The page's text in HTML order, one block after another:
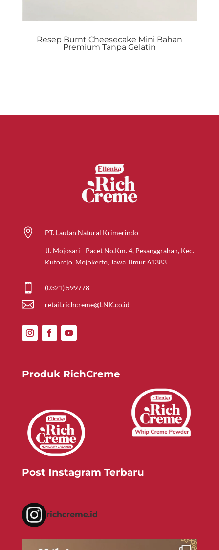
Resep Burnt Cheesecake Mini Bahan
Premium Tanpa Gelatin
 PT. Lautan Natural Krimerindo
Jl. Mojosari - Pacet No.Km. 4, Pesanggrahan, Kec.
Kutorejo, Mojokerto, Jawa Timur 61383
 (0321) 599778
 retail.richcreme@LNK.co.id
Produk RichCreme
Post Instagram Terbaru
richcreme.id